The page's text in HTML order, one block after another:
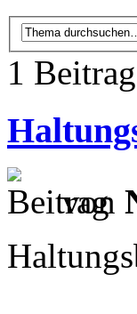
1
von